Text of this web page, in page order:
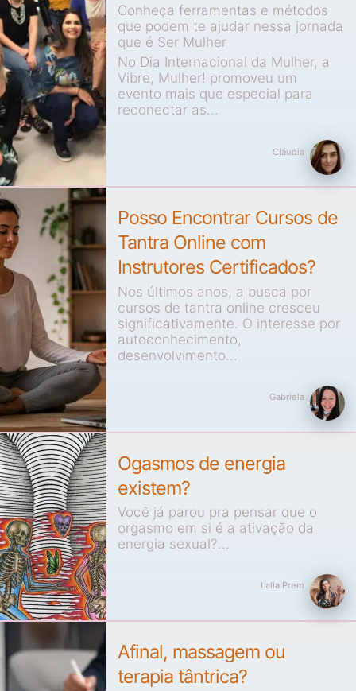
Conheça ferramentas e métodos
que podem te ajudar nessa jornada
que é Ser Mulher
No Dia Internacional da Mulher, a
Vibre, Mulher! promoveu um
evento mais que especial para
reconectar as...
Cláudia
Posso Encontrar Cursos de
Tantra Online com
Instrutores Certificados?
Nos últimos anos, a busca por
cursos de tantra online cresceu
significativamente. O interesse por
autoconhecimento,
desenvolvimento...
Gabriela
Ogasmos de energia
existem?
Você já parou pra pensar que o
orgasmo em si é a ativação da
energia sexual?...
Lalla Prem
Afinal, massagem ou
terapia tântrica?